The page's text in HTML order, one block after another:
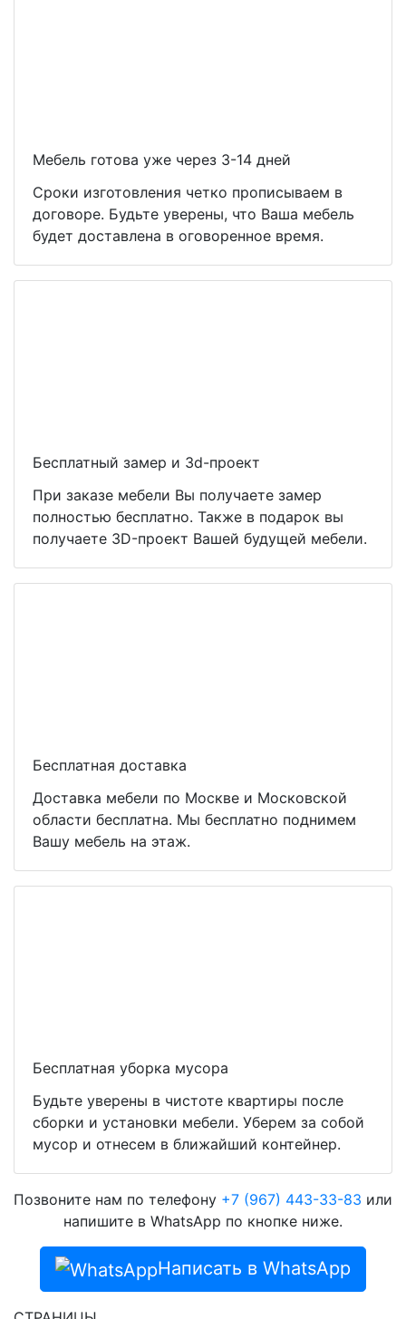
Мебель готова уже через 3-14 дней
Сроки изготовления четко прописываем в
договоре. Будьте уверены, что Ваша мебель
будет доставлена в оговоренное время.
Бесплатный замер и 3d-проект
При заказе мебели Вы получаете замер
полностью бесплатно. Также в подарок вы
получаете 3D-проект Вашей будущей мебели.
Бесплатная доставка
Доставка мебели по Москве и Московской
области бесплатна. Мы бесплатно поднимем
Вашу мебель на этаж.
Бесплатная уборка мусора
Будьте уверены в чистоте квартиры после
сборки и установки мебели. Уберем за собой
мусор и отнесем в ближайший контейнер.
Позвоните нам по телефону +7 (967) 443-33-83 или
напишите в WhatsApp по кнопке ниже.
Написать в WhatsApp